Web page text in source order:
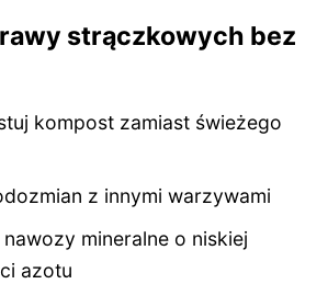
strączkowych bez
kompost zamiast świeżego
z innymi warzywami
mineralne o niskiej
azotu